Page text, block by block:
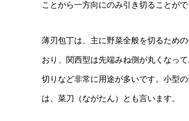
ことから一方向にのみ引き切ることが
薄刃包丁は、主に野菜全般を切るため
おり、関西型は先端みね側が丸くなっ
切りなど非常に用途が多いです。小型
は、菜刀（ながたん）とも言います。